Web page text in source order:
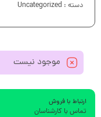
دسته : Uncategorized
موجود نیست
ارتباط با فروش
تماس با کارشناسان